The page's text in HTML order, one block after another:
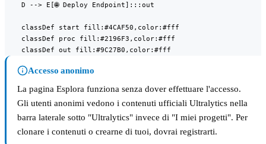
    D --> E[🌐 Deploy Endpoint]:::out
    classDef start fill:#4CAF50,color:#fff
    classDef proc fill:#2196F3,color:#fff
    classDef out fill:#9C27B0,color:#fff
Accesso anonimo
La pagina Esplora funziona senza dover effettuare l'accesso.
Gli utenti anonimi vedono i contenuti ufficiali Ultralytics nella
barra laterale sotto "Ultralytics" invece di "I miei progetti". Per
clonare i contenuti o crearne di tuoi, dovrai registrarti.